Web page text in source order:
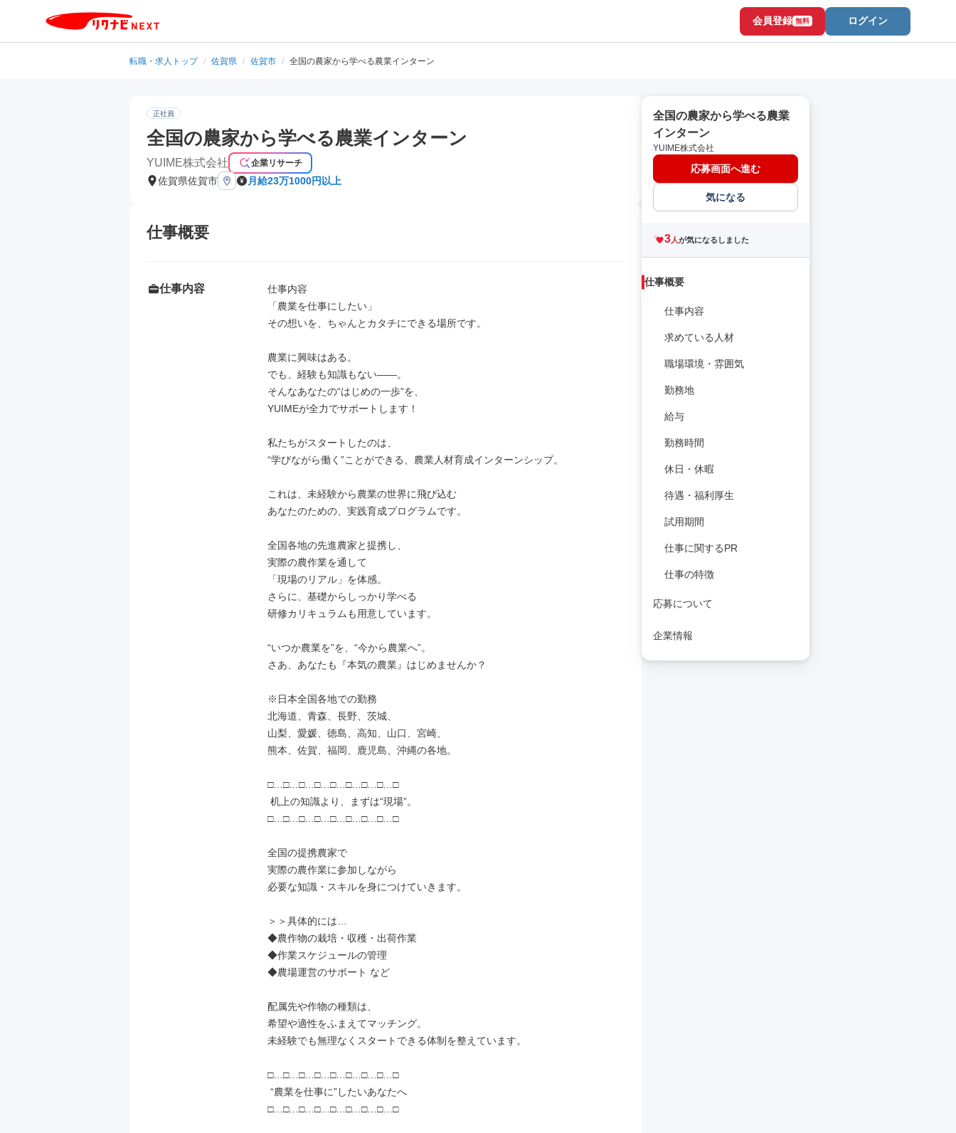
会員登録 無料 ログイン
転職・求人トップ / 佐賀県 / 佐賀市 / 全国の農家から学べる農業インターン
正社員
全国の農家から学べる農業インターン
YUIME株式会社 企業リサーチ
佐賀県佐賀市 月給23万1000円以上
仕事概要
仕事内容
仕事内容
「農業を仕事にしたい」
その想いを、ちゃんとカタチにできる場所です。
農業に興味はある。
でも、経験も知識もない――。
そんなあなたの“はじめの一歩”を、
YUIMEが全力でサポートします！
私たちがスタートしたのは、
“学びながら働く”ことができる、農業人材育成インターンシップ。
これは、未経験から農業の世界に飛び込む
あなたのための、実践育成プログラムです。
全国各地の先進農家と提携し、
実際の農作業を通して
「現場のリアル」を体感。
さらに、基礎からしっかり学べる
研修カリキュラムも用意しています。
“いつか農業を”を、“今から農業へ”。
さあ、あなたも『本気の農業』はじめませんか？
※日本全国各地での勤務
北海道、青森、長野、茨城、
山梨、愛媛、徳島、高知、山口、宮崎、
熊本、佐賀、福岡、鹿児島、沖縄の各地。
□…□…□…□…□…□…□…□…□
□…□…□…□…□…□…□…□…□
全国の提携農家で
実際の農作業に参加しながら
必要な知識・スキルを身につけていきます。
＞＞具体的には…
◆農作物の栽培・収穫・出荷作業
◆作業スケジュールの管理
◆農場運営のサポート など
配属先や作物の種類は、
希望や適性をふまえてマッチング。
未経験でも無理なくスタートできる体制を整えています。
□…□…□…□…□…□…□…□…□
□…□…□…□…□…□…□…□…□
全国の農家から学べる農業
インターン
YUIME株式会社
応募画面へ進む
気になる
3人が気になるしました
仕事概要
仕事内容
求めている人材
職場環境・雰囲気
勤務地
給与
勤務時間
休日・休暇
待遇・福利厚生
試用期間
仕事に関するPR
仕事の特徴
応募について
企業情報